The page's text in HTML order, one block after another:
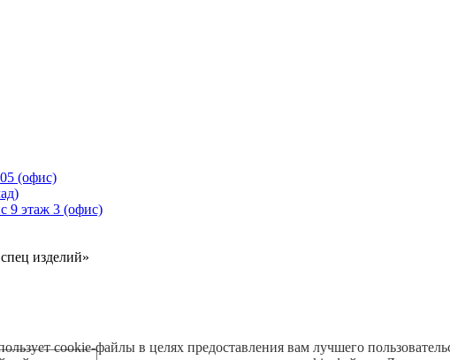
(офис)
9 этаж 3 (офис)
изделий»
cookie-файлы в целях предоставления вам лучшего